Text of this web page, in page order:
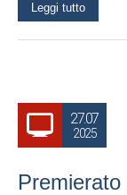
Leggi tutto
27.07
2025